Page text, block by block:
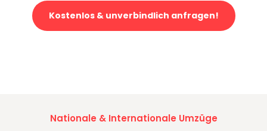
Kostenlos & unverbindlich anfragen!
Nationale & Internationale Umzüge